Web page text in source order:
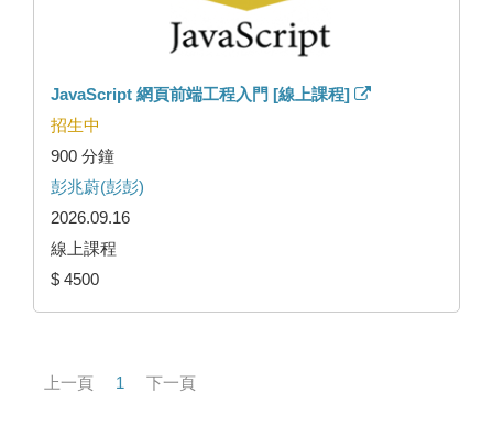
JavaScript 網頁前端工程入門 [線上課程]
招生中
900 分鐘
彭兆蔚(彭彭)
2026.09.16
線上課程
$ 4500
上一頁 1 下一頁